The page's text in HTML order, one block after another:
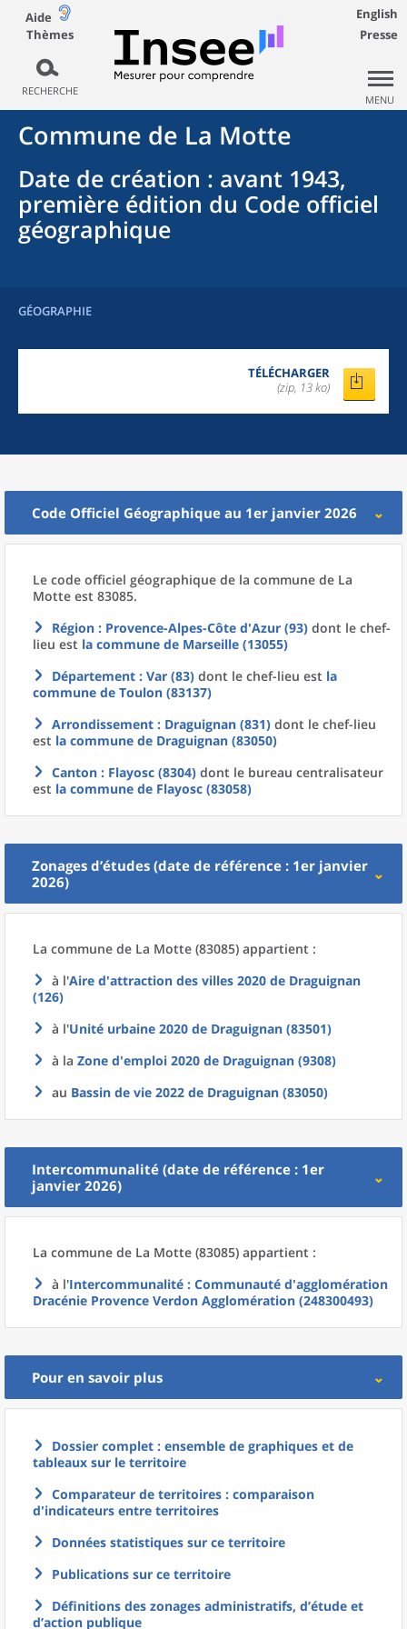
Aide
Thèmes
RECHERCHE
English
Presse
MENU
Commune de La Motte
Date de création : avant 1943,
première édition du Code officiel
géographique
GÉOGRAPHIE
TÉLÉCHARGER
(zip, 13 ko)
Code Officiel Géographique au 1er janvier 2026
Le code officiel géographique de la commune de La
Motte est 83085.
Région : Provence-Alpes-Côte d'Azur (93) dont le chef-
lieu est la commune de Marseille (13055)
Département : Var (83) dont le chef-lieu est la
commune de Toulon (83137)
Arrondissement : Draguignan (831) dont le chef-lieu
est la commune de Draguignan (83050)
Canton : Flayosc (8304) dont le bureau centralisateur
est la commune de Flayosc (83058)
Zonages d’études (date de référence : 1er janvier
2026)
La commune de La Motte (83085) appartient :
à l'Aire d'attraction des villes 2020 de Draguignan
(126)
à l'Unité urbaine 2020 de Draguignan (83501)
à la Zone d'emploi 2020 de Draguignan (9308)
au Bassin de vie 2022 de Draguignan (83050)
Intercommunalité (date de référence : 1er
janvier 2026)
La commune de La Motte (83085) appartient :
à l'Intercommunalité : Communauté d'agglomération
Dracénie Provence Verdon Agglomération (248300493)
Pour en savoir plus
Dossier complet : ensemble de graphiques et de
tableaux sur le territoire
Comparateur de territoires : comparaison
d'indicateurs entre territoires
Données statistiques sur ce territoire
Publications sur ce territoire
Définitions des zonages administratifs, d’étude et
d’action publique